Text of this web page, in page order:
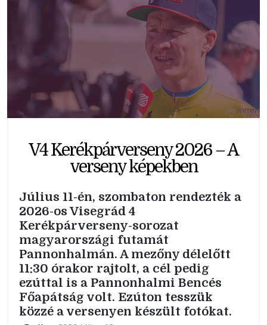
V4 Kerékpárverseny 2026 – A
verseny képekben
Július 11-én, szombaton rendezték a
2026-os Visegrád 4
Kerékpárverseny-sorozat
magyarországi futamát
Pannonhalmán. A mezőny délelőtt
11:30 órakor rajtolt, a cél pedig
ezúttal is a Pannonhalmi Bencés
Főapátság volt. Ezúton tesszük
közzé a versenyen készült fotókat.